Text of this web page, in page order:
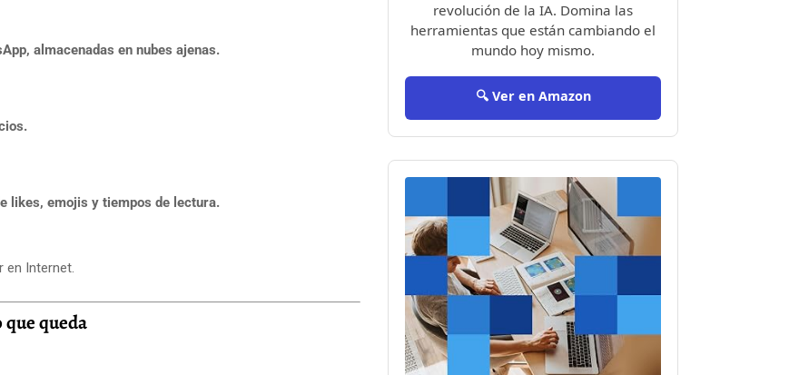
almacenadas en nubes ajenas.
likes, emojis y tiempos de lectura.
en Internet.
queda
revolución de la IA. Domina las
herramientas que están cambiando el
mundo hoy mismo.
🔍 Ver en Amazon